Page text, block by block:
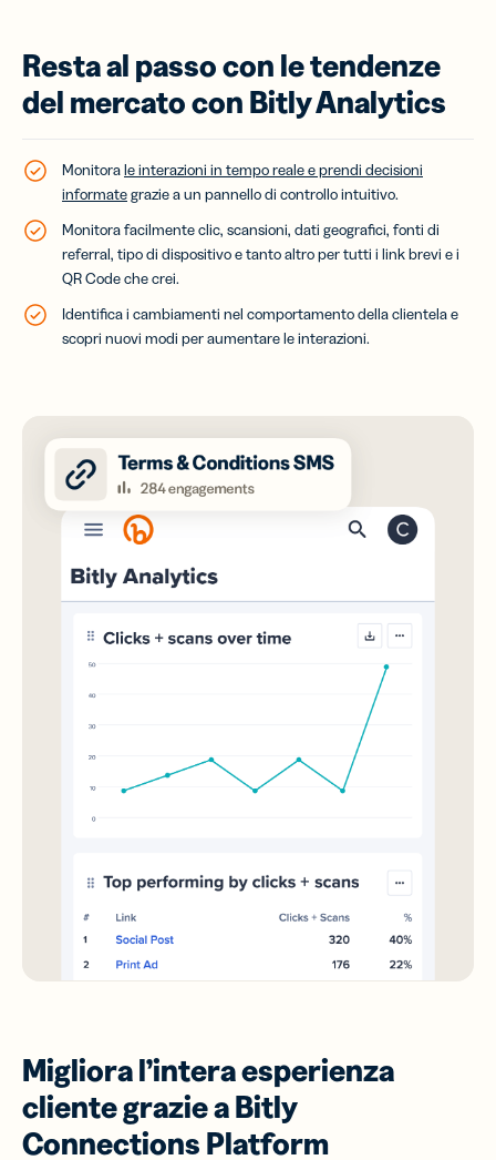
Resta al passo con le tendenze
del mercato con Bitly Analytics
Monitorale interazioni in tempo reale e prendi decisioni
informategrazie a un pannello di controllo intuitivo.
Monitora facilmente clic, scansioni, dati geografici, fonti di
referral, tipo di dispositivo e tanto altro per tutti i link brevi e i
QR Code che crei.
Identifica i cambiamenti nel comportamento della clientela e
scopri nuovi modi per aumentare le interazioni.
Migliora l’intera esperienza
cliente grazie a Bitly
Connections Platform